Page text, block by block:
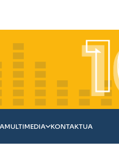
MULTIMEDIA KONTAKTUA